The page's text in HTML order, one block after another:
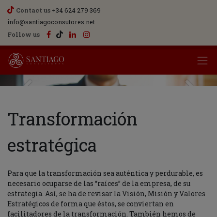
Contact us +34 624 279 369
info@santiagoconsutores.net
Follow us
Transformación
estratégica
Para que la transformación sea auténtica y perdurable, es
necesario ocuparse de las “raíces” de la empresa, de su
estrategia. Así, se ha de revisar la Visión, Misión y Valores
Estratégicos de forma que éstos, se conviertan en
facilitadores de la transformación. También hemos de